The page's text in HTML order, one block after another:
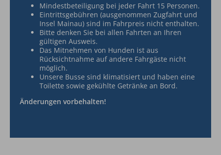
Mindestbeteiligung bei jeder Fahrt 15 Personen.
Eintrittsgebühren (ausgenommen Zugfahrt und
Insel Mainau) sind im Fahrpreis nicht enthalten.
Bitte denken Sie bei allen Fahrten an Ihren
gültigen Ausweis.
Das Mitnehmen von Hunden ist aus
Rücksichtnahme auf andere Fahrgäste nicht
möglich.
Unsere Busse sind klimatisiert und haben eine
Toilette sowie gekühlte Getränke an Bord.
Änderungen vorbehalten!